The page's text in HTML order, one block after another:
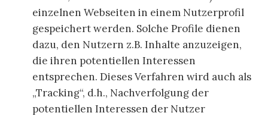
einzelnen Webseiten in einem Nutzerprofil
gespeichert werden. Solche Profile dienen
dazu, den Nutzern z.B. Inhalte anzuzeigen,
die ihren potentiellen Interessen
entsprechen. Dieses Verfahren wird auch als
„Tracking“, d.h., Nachverfolgung der
potentiellen Interessen der Nutzer